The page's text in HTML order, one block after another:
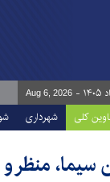
Aug 6, 2026
کلی شهرداری
سیما،